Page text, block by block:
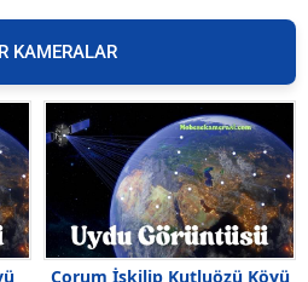
KAMERALAR
Çorum İskilip Kutluözü Köyü